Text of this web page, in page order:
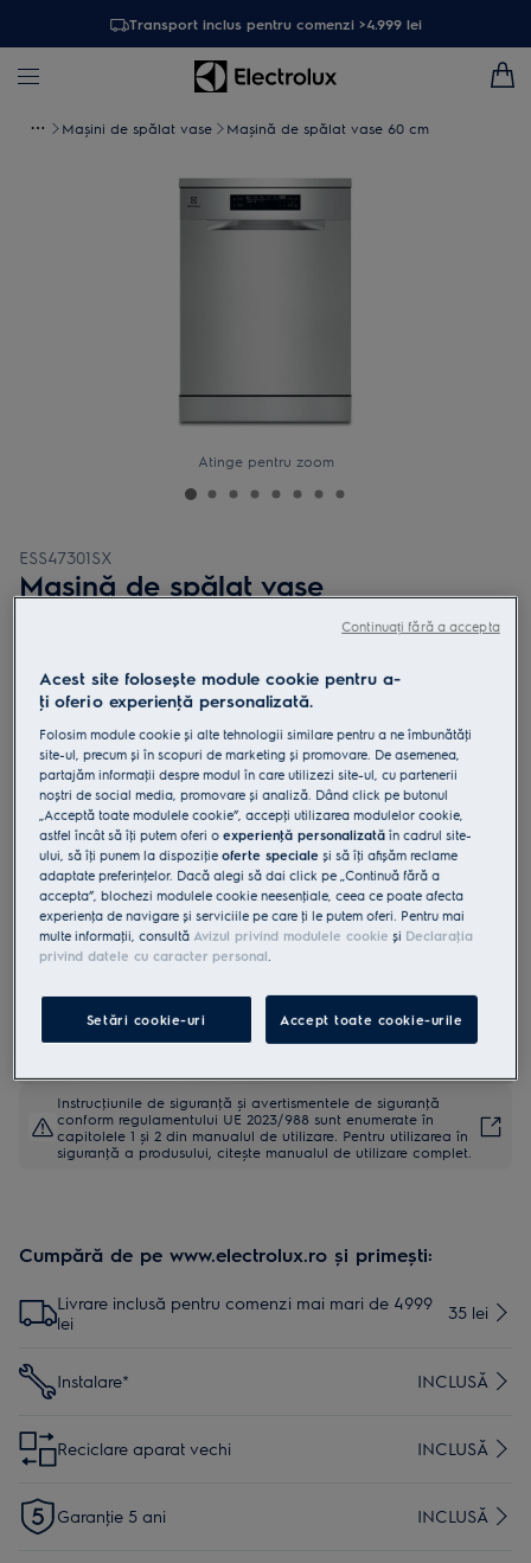
Transport inclus pentru comenzi >4.999 lei
Maşini de spălat vase Mașină de spălat vase 60 cm
Atinge pentru zoom
ESS47301SX
Mașină de spălat vase
SatelliteClean 60 cm 13 seturi
4.9 (97)
Fișa cu informaţii despre produs
Beneficii
Mașina de spălat vase SatelliteClean® 600 are o acoperire a
pulverizării de trei ori mai bună.
SatelliteClean distribuie de trei ori mai eficient apa
Funcţia ExtraHygiene elimină mai mult de 99,9999% din bacteriile și
virușii* de pe vasele tale.
Instrucţiunile de siguranţă și avertismentele de siguranţă
conform regulamentului UE 2023/988 sunt enumerate în
capitolele 1 și 2 din manualul de utilizare. Pentru utilizarea în
siguranţă a produsului, citește manualul de utilizare complet.
Cumpără de pe www.electrolux.ro și primești:
Livrare inclusă pentru comenzi mai mari de 4999
lei
35 lei
Instalare* INCLUSĂ
Reciclare aparat vechi INCLUSĂ
Garanţie 5 ani INCLUSĂ
Acest site folosește module cookie pentru a-
ţi oferi o experienţă personalizată.
Folosim module cookie și alte tehnologii similare pentru a ne îmbunătăţi
site-ul, precum și în scopuri de marketing și promovare. De asemenea,
partajăm informaţii despre modul în care utilizezi site-ul, cu partenerii
noștri de social media, promovare și analiză. Dând click pe butonul
„Acceptă toate modulele cookie”, accepţi utilizarea modulelor cookie,
astfel încât să îţi putem oferi oexperienţă personalizată în cadrul site-
ului, să îţi punem la dispoziţieoferte speciale și să îţi afișăm reclame
adaptate preferinţelor. Dacă alegi să dai click pe „Continuă fără a
accepta”, blochezi modulele cookie neesenţiale, ceea ce poate afecta
experienţa de navigare și serviciile pe care ţi le putem oferi. Pentru mai
multe informaţii, consultă Avizul privind modulele cookie și Declaraţia
privind datele cu caracter personal.
Setări cookie-uri Accept toate cookie-urile
Continuați fără a accepta